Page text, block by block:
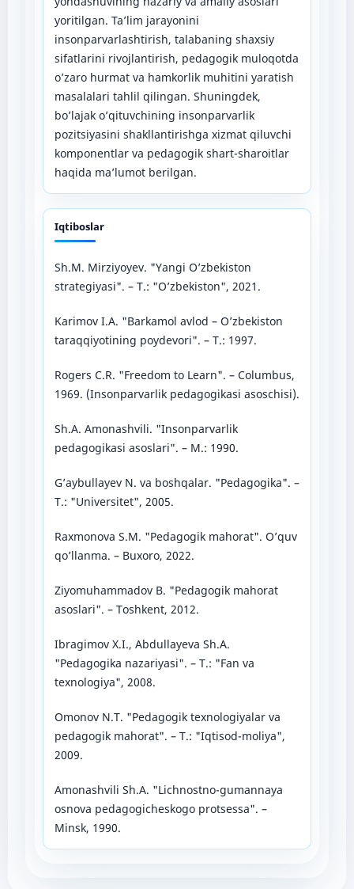
yoritilgan. Ta’lim jarayonini
insonparvarlashtirish, talabaning shaxsiy
sifatlarini rivojlantirish, pedagogik muloqotda
o’zaro hurmat va hamkorlik muhitini yaratish
masalalari tahlil qilingan. Shuningdek,
bo’lajak o’qituvchining insonparvarlik
pozitsiyasini shakllantirishga xizmat qiluvchi
komponentlar va pedagogik shart-sharoitlar
haqida ma’lumot berilgan.
Iqtiboslar
Sh.M. Mirziyoyev. "Yangi O’zbekiston
strategiyasi". – T.: "O’zbekiston", 2021.
Karimov I.A. "Barkamol avlod – O’zbekiston
taraqqiyotining poydevori". – T.: 1997.
Rogers C.R. "Freedom to Learn". – Columbus,
1969. (Insonparvarlik pedagogikasi asoschisi).
Sh.A. Amonashvili. "Insonparvarlik
pedagogikasi asoslari". – M.: 1990.
G’aybullayev N. va boshqalar. "Pedagogika". –
T.: "Universitet", 2005.
Raxmonova S.M. "Pedagogik mahorat". O’quv
qo’llanma. – Buxoro, 2022.
Ziyomuhammadov B. "Pedagogik mahorat
asoslari". – Toshkent, 2012.
Ibragimov X.I., Abdullayeva Sh.A.
"Pedagogika nazariyasi". – T.: "Fan va
texnologiya", 2008.
Omonov N.T. "Pedagogik texnologiyalar va
pedagogik mahorat". – T.: "Iqtisod-moliya",
2009.
Amonashvili Sh.A. "Lichnostno-gumannaya
osnova pedagogicheskogo protsessa". –
Minsk, 1990.